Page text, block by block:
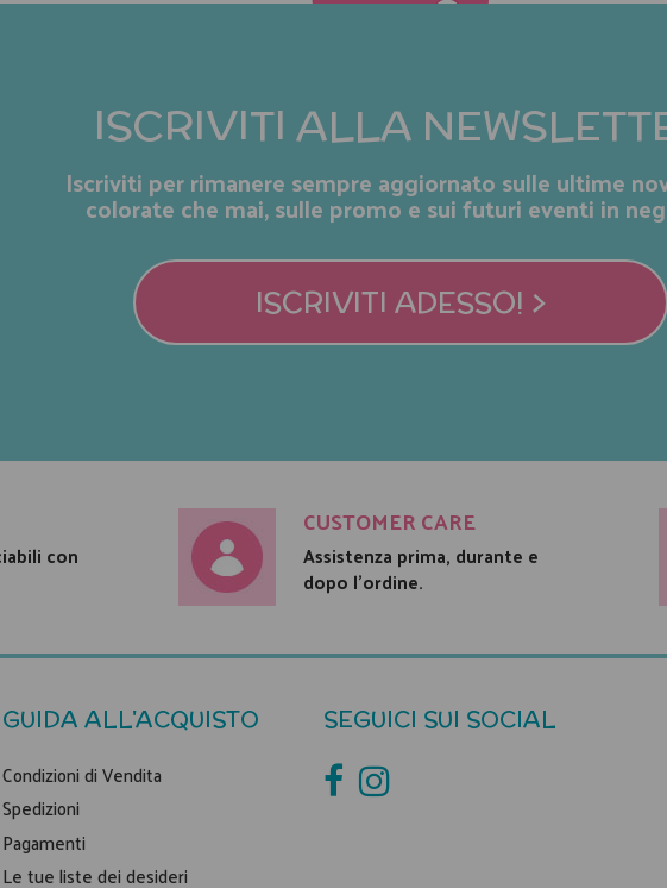
ISCRIVITI ALLA
Iscriviti per rimanere sempre aggiornato sulle ultime
colorate che mai, sulle promo e sui futuri eventi in
ISCRIVITI ADESSO! >
con
CUSTOMER CARE
Assistenza prima, durante e
dopo l'ordine.
GUIDA ALL'ACQUISTO
Condizioni di Vendita
Spedizioni
Pagamenti
Le tue liste dei desideri
SEGUICI SUI SOCIAL